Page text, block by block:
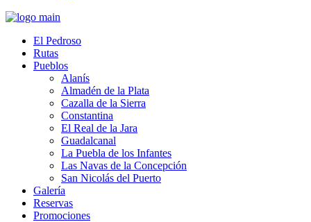
El Pedroso
Rutas
Pueblos
Alanís
Almadén de la Plata
Cazalla de la Sierra
Constantina
El Real de la Jara
Guadalcanal
La Puebla de los Infantes
Las Navas de la Concepción
San Nicolás del Puerto
Galería
Reservas
Promociones